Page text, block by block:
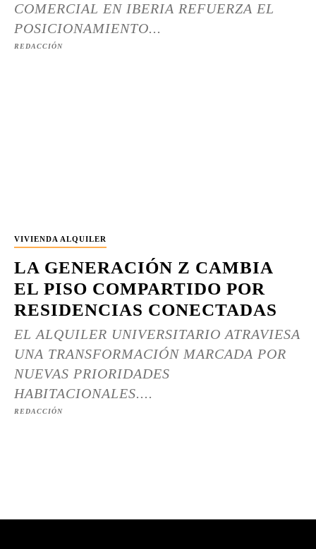
COMERCIAL EN IBERIA REFUERZA EL
POSICIONAMIENTO...
REDACCIÓN
VIVIENDA ALQUILER
LA GENERACIÓN Z CAMBIA
EL PISO COMPARTIDO POR
RESIDENCIAS CONECTADAS
EL ALQUILER UNIVERSITARIO ATRAVIESA
UNA TRANSFORMACIÓN MARCADA POR
NUEVAS PRIORIDADES
HABITACIONALES....
REDACCIÓN